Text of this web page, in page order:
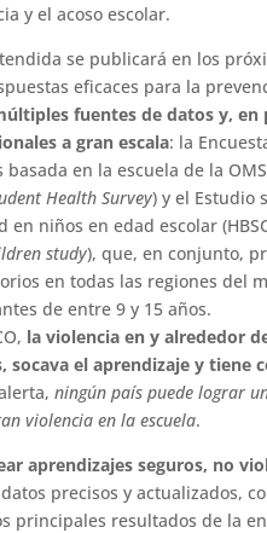
y el acoso escolar.
se publicará en los
eficaces para la
fuentes de datos y, en
a gran escala: la
en la escuela de la OMS
Health Survey) y el Estudio
niños en edad escolar
study), que, en conjunto,
en todas las regiones del
de entre 9 y 15 años.
la violencia en y alrededor
socava el aprendizaje y tiene
ningún país puede lograr
violencia en la escuela.
aprendizajes seguros, no
precisos y actualizados,
principales resultados de la